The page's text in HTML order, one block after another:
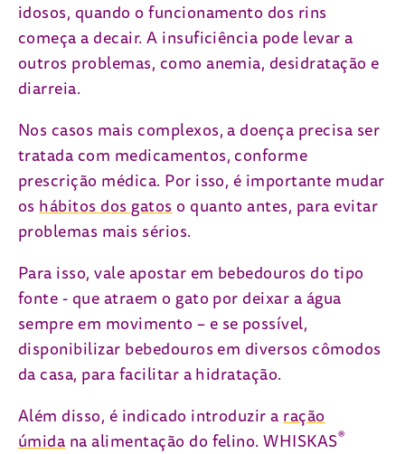
idosos, quando o funcionamento dos rins
começa a decair. A insuficiência pode levar a
outros problemas, como anemia, desidratação e
diarreia.
Nos casos mais complexos, a doença precisa ser
tratada com medicamentos, conforme
prescrição médica. Por isso, é importante mudar
os hábitos dos gatos o quanto antes, para evitar
problemas mais sérios.
Para isso, vale apostar em bebedouros do tipo
fonte - que atraem o gato por deixar a água
sempre em movimento – e se possível,
disponibilizar bebedouros em diversos cômodos
da casa, para facilitar a hidratação.
Além disso, é indicado introduzir a ração
úmida na alimentação do felino. WHISKAS®